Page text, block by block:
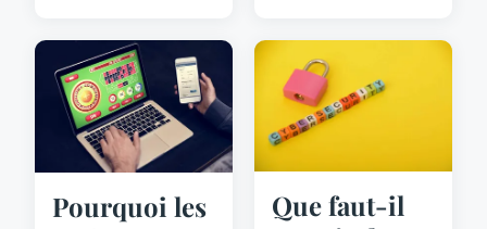
Pourquoi les
Que faut-il